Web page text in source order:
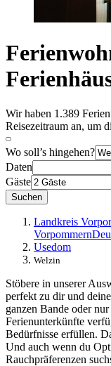
Wir haben 1.389
Reisezeitraum an, um
Wo soll’s hingehen?
Daten
Gäste
Suchen
Landkreis
Vorpommern
Usedom
Welzin
Stöbere in unserer
perfekt zu dir und
ganzen Bande oder
Ferienunterkünfte
Bedürfnisse erfüllen.
Und auch wenn du
Rauchpräferenzen